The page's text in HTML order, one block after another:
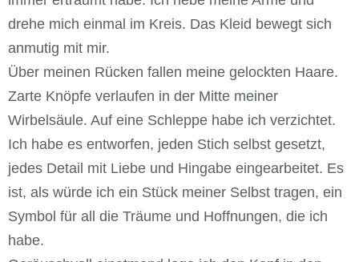
drehe mich einmal im Kreis. Das Kleid bewegt sich
anmutig mit mir.
Über meinen Rücken fallen meine gelockten Haare.
Zarte Knöpfe verlaufen in der Mitte meiner
Wirbelsäule. Auf eine Schleppe habe ich verzichtet.
Ich habe es entworfen, jeden Stich selbst gesetzt,
jedes Detail mit Liebe und Hingabe eingearbeitet. Es
ist, als würde ich ein Stück meiner Selbst tragen, ein
Symbol für all die Träume und Hoffnungen, die ich
habe.